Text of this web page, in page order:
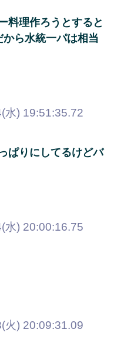
料理作ろうとすると
ら水統一パは相当
水) 19:51:35.72
ぱりにしてるけどバ
水) 20:00:16.75
火) 20:09:31.09